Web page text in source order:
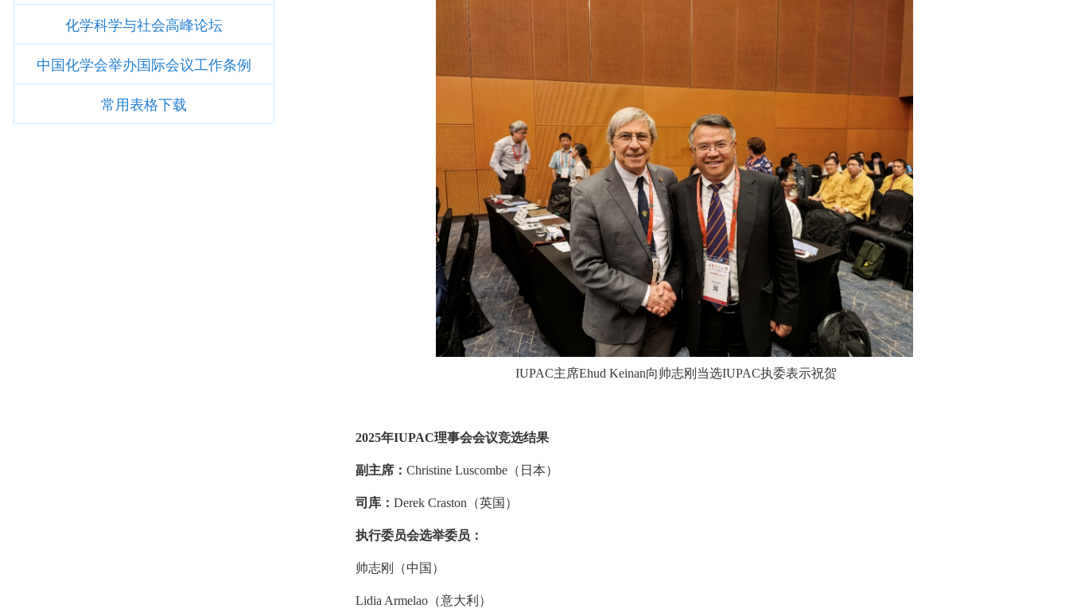
化学科学与社会高峰论坛
中国化学会举办国际会议工作条例
常用表格下载
IUPAC主席Ehud Keinan向帅志刚当选IUPAC执委表示祝贺
2025年IUPAC理事会会议竞选结果
副主席： Christine Luscombe（日本）
司库： Derek Craston（英国）
执行委员会选举委员：
帅志刚（中国）
Lidia Armelao（意大利）